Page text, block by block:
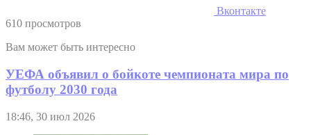
Вконтакте
610 просмотров
Вам может быть интересно
УЕФА объявил о бойкоте чемпионата мира по
футболу 2030 года
18:46, 30 июл 2026